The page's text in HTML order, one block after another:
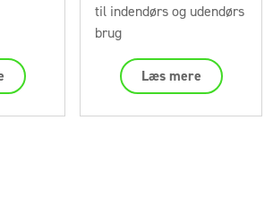
til indendørs og udendørs
brug
Læs mere